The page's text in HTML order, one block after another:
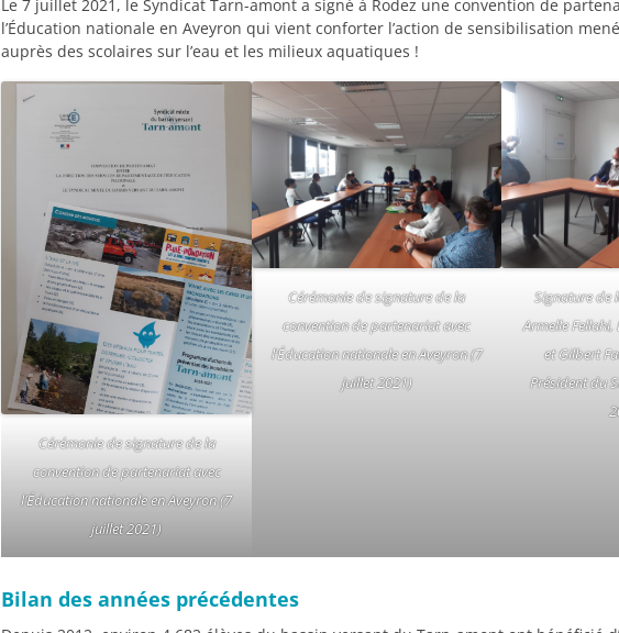
Le 7 juillet 2021, le Syndicat Tarn-amont a signé à Rodez une convention de
l’Éducation nationale en Aveyron qui vient conforter l’action de sensibilisation
auprès des scolaires sur l’eau et les milieux aquatiques !
Cérémonie de signature de la
convention de partenariat avec
l’Éducation nationale en Aveyron (7
juillet 2021)
Cérémonie de signature de la
convention de partenariat avec
l’Éducation nationale en Aveyron (7
juillet 2021)
Signature de
Armelle Fellahi,
et Gilbert
Président du
Bilan des années précédentes